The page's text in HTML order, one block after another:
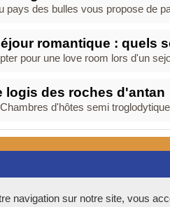
pays des bulles vous propose de
romantique : quels
pour une love room lors d'un
logis des roches d'antan
d'hôtes semi
navigation sur notre site, vous